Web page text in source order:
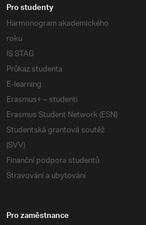
Pro studenty
Harmonogram akademického
roku
IS STAG
Průkaz studenta
E-learning
Erasmus+ – studenti
Erasmus Student Network (ESN)
Studentská grantová soutěž
(SVV)
Finanční podpora studentů
Stravování a ubytování
Pro zaměstnance